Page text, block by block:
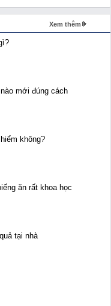
Xem thêm
mới đúng cách
không?
ăn rất khoa học
tại nhà